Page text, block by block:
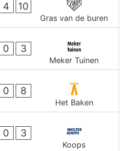
4 10
Gras van de buren
0 3
Meker Tuinen
0 8
Het Baken
0 3
Koops